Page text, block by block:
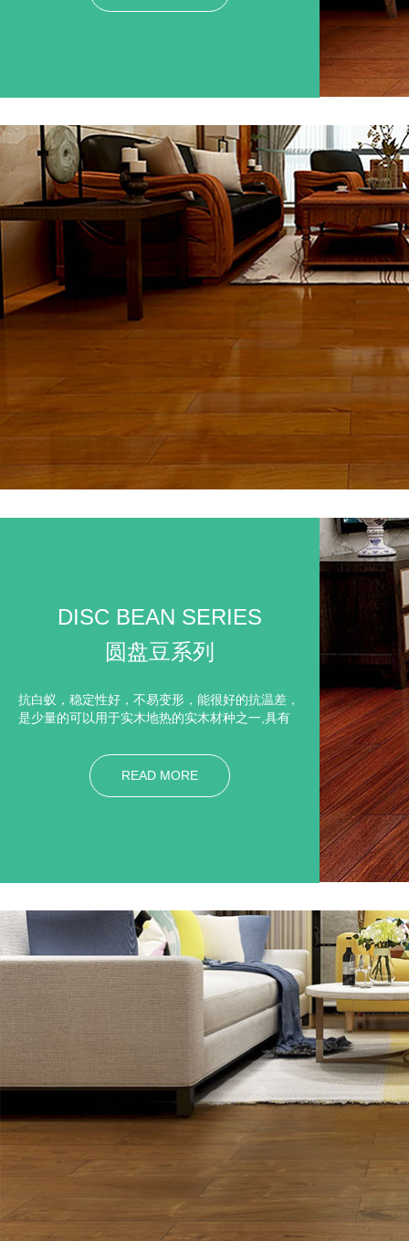
砖和钢铁,冬暖夏凉.
DISC BEAN SERIES
圆盘豆系列
抗白蚁，稳定性好，不易变形，能很好的抗温差，
是少量的可以用于实木地热的实木材种之一,具有
典美。深受东方人士喜爱。地板硬度高，抗冲击力
好，耐磨性好，偶尔有重物砸下去也不会有痕迹。
READ MORE